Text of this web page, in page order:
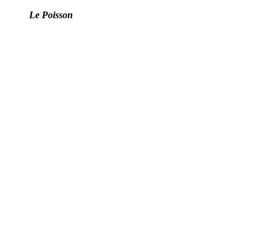
Le Poisson